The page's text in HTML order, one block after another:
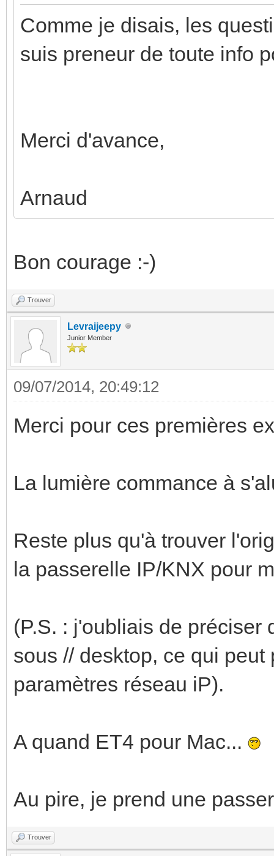
Comme je disais, les
suis preneur de toute info
Merci d'avance,
Arnaud
Bon courage :-)
Trouver
Levraijeepy
Junior Member
09/07/2014, 20:49:12
Merci pour ces premières
La lumière commance à
Reste plus qu'à trouver
la passerelle IP/KNX pour
(P.S. : j'oubliais de préciser
sous // desktop, ce qui
paramètres réseau iP).
A quand ET4 pour Mac...
Au pire, je prend une
Trouver